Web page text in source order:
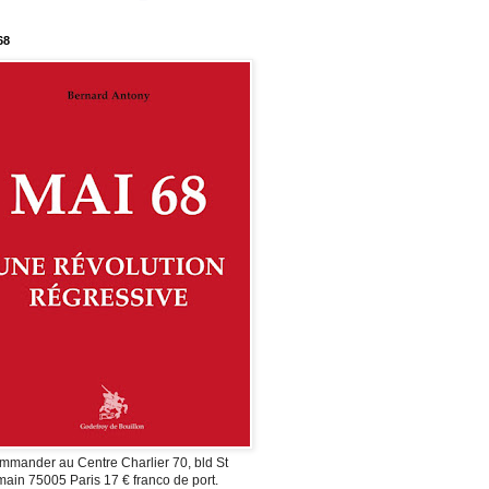
au Centre Charlier 70, bld St
75005 Paris 17 € franco de port.